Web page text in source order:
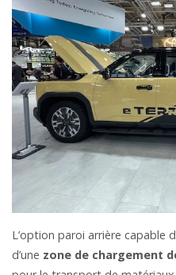
L’option paroi arrière capable
d’une zone de chargement